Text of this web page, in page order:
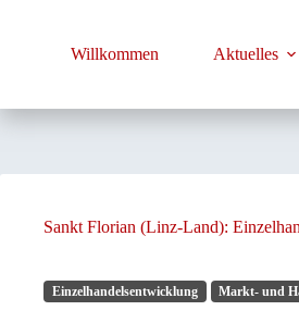
Willkommen Aktuelles
Sankt Florian (Linz-Land):
Einzelhandelsentwicklung Markt- und